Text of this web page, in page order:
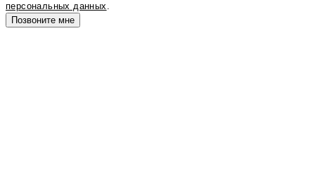
персональных данных.